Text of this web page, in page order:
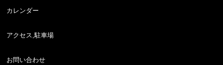
カレンダー
アクセス,駐車場
お問い合わせ